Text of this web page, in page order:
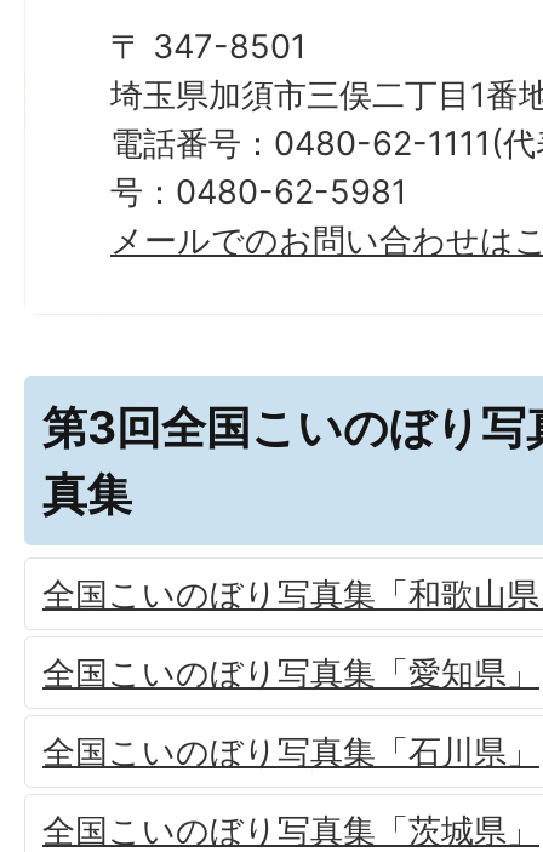
〒 347-8501
埼玉県加須市三俣二丁目1番
電話番号：0480-62-1111(
号：0480-62-5981
メールでのお問い合わせは
第3回全国こいのぼり写
真集
全国こいのぼり写真集「和歌山
全国こいのぼり写真集「愛知県」
全国こいのぼり写真集「石川県」
全国こいのぼり写真集「茨城県」